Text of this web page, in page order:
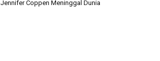
Jennifer Coppen Meninggal Dunia